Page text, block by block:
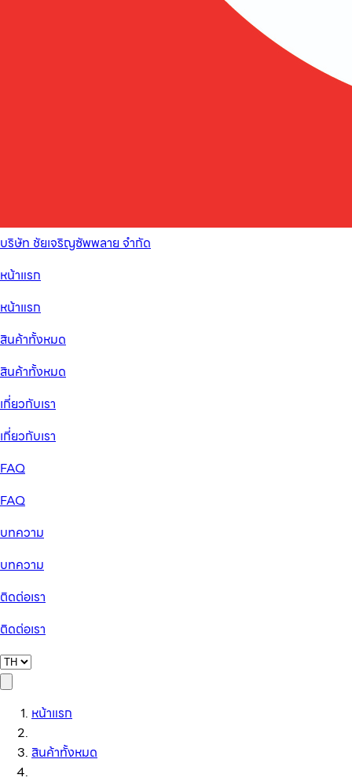
บริษัท ชัยเจริญซัพพลาย จำกัด
หน้าแรก
หน้าแรก
สินค้าทั้งหมด
สินค้าทั้งหมด
เกี่ยวกับเรา
เกี่ยวกับเรา
FAQ
FAQ
บทความ
บทความ
ติดต่อเรา
ติดต่อเรา
หน้าแรก
สินค้าทั้งหมด